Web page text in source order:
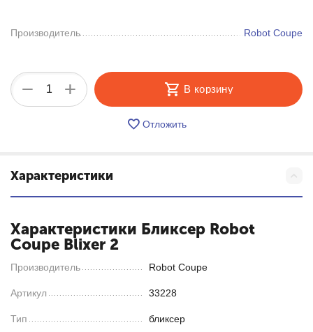
Производитель Robot Coupe
+
− В корзину
Отложить
Характеристики
Характеристики Бликсер Robot
Coupe Blixer 2
Производитель Robot Coupe
Артикул 33228
Тип бликсер